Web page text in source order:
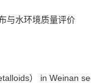
与水环境质量评价
） in Weinan